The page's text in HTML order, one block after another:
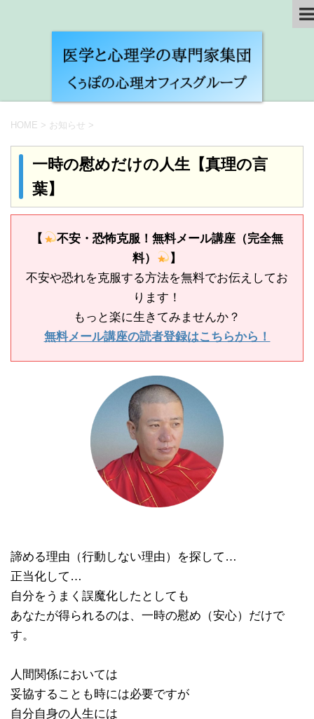
HOME > お知らせ >
一時の慰めだけの人生【真理の言
葉】
【
不安・恐怖克服！無料メール講座（完全無
料）
】
不安や恐れを克服する方法を無料でお伝えしてお
ります！
もっと楽に生きてみませんか？
無料メール講座の読者登録はこちらから！
諦める理由（行動しない理由）を探して…
正当化して…
自分をうまく誤魔化したとしても
あなたが得られるのは、一時の慰め（安心）だけで
す。
人間関係においては
妥協することも時には必要ですが
自分自身の人生には